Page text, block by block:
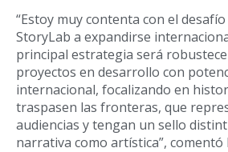
“Estoy muy contenta con el
StoryLab a expandirse
principal estrategia será
proyectos en desarrollo con
internacional, focalizando en
traspasen las fronteras, que
audiencias y tengan un sello
narrativa como artística”, comentó